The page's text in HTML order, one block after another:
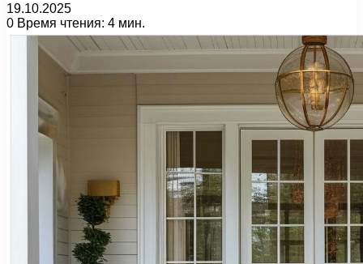
19.10.2025
0 Время чтения: 4 мин.